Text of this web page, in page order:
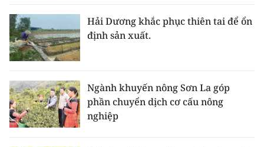
Hải Dương khắc phục thiên tai để ổn
định sản xuất.
Ngành khuyến nông Sơn La góp
phần chuyển dịch cơ cấu nông
nghiệp